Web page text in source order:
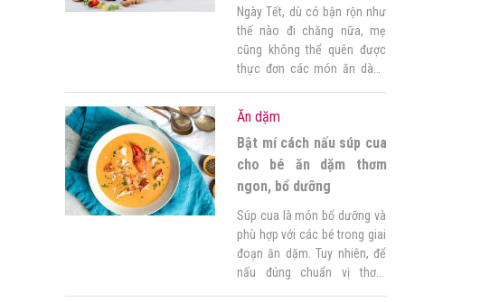
Ngày Tết, dù có bận rộn như
thế nào đi chăng nữa, mẹ
cũng không thể quên được
thực đơn các món ăn dành
và vất vả trong quá trình thực
hiện, mẹ hãy lên thực đơn
các món ăn dặm ngày Tết
cho bé trong 3 ngày […]
Ăn dặm
Bật mí cách nấu súp cua
cho bé ăn dặm thơm
ngon, bổ dưỡng
Súp cua là món bổ dưỡng và
phù hợp với các bé trong giai
đoạn ăn dặm. Tuy nhiên, để
nấu đúng chuẩn vị thơm